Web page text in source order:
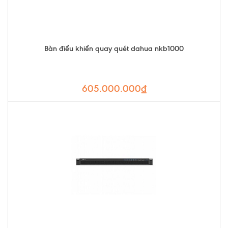
Bàn điểu khiển quay quét dahua nkb1000
605.000.000₫